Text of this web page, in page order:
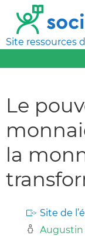
Site ressources
Le
la
Site de
Augustin